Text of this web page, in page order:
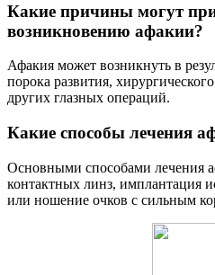
Какие причины могут
возникновению афакии?
Афакия может возникнуть в
порока развития,
других глазных операций.
Какие способы лечения
Основными способами лечения
контактных линз, имплантация
или ношение очков с сильным